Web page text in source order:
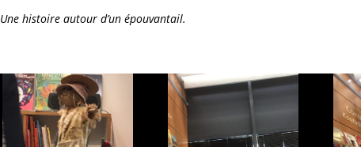
Une histoire autour d’un épouvantail.